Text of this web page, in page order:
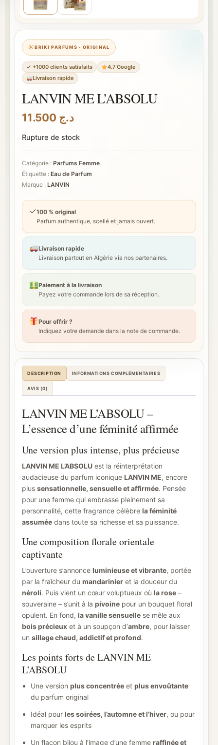
BRIKI PARFUMS · ORIGINAL
✓ +1000 clients satisfaits
4.7 Google
Livraison rapide
LANVIN ME L’ABSOLU
د.ج
Rupture de stock
Catégorie : Parfums Femme
Étiquette : Eau de Parfum
Marque : LANVIN
✓100 % original
Parfum authentique, scellé et jamais ouvert.
Livraison rapide
Livraison partout en Algérie via nos partenaires.
Paiement à la livraison
Payez votre commande lors de sa réception.
Pour offrir ?
Indiquez votre demande dans la note de commande.
DESCRIPTION INFORMATIONS COMPLÉMENTAIRES
AVIS (0)
LANVIN ME L’ABSOLU –
L’essence d’une féminité affirmée
Une version plus intense, plus précieuse
LANVIN ME L’ABSOLU est la réinterprétation
audacieuse du parfum iconique LANVIN ME, encore
plus sensationnelle, sensuelle et affirmée. Pensée
pour une femme qui embrasse pleinement sa
personnalité, cette fragrance célèbre la féminité
assumée dans toute sa richesse et sa puissance.
Une composition florale orientale
captivante
L’ouverture s’annonce luminieuse et vibrante, portée
par la fraîcheur du mandarinier et la douceur du
néroli. Puis vient un cœur voluptueux où la rose –
souveraine – s’unit à la pivoine pour un bouquet floral
opulent. En fond, la vanille sensuelle se mêle aux
bois précieux et à un soupçon d’ambre, pour laisser
un sillage chaud, addictif et profond.
Les points forts de LANVIN ME
L’ABSOLU
Une version plus concentrée et plus envoûtante
du parfum original
Idéal pour les soirées, l’automne et l’hiver, ou pour
marquer les esprits
Un flacon bijou à l’image d’une femme raffinée et